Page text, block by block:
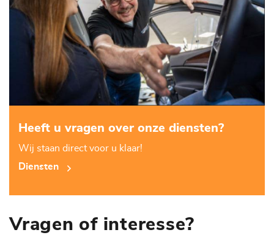
Heeft u vragen over onze diensten?
Wij staan direct voor u klaar!
Diensten
Vragen of interesse?